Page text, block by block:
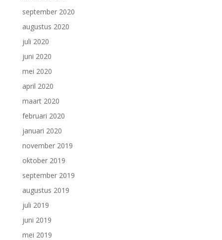
september 2020
augustus 2020
juli 2020
juni 2020
mei 2020
april 2020
maart 2020
februari 2020
januari 2020
november 2019
oktober 2019
september 2019
augustus 2019
juli 2019
juni 2019
mei 2019